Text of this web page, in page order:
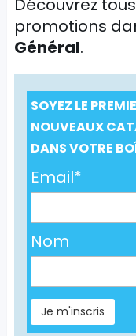
Découvrez
promotions
Général.
SOYEZ LE
NOUVEAUX
DANS VOTRE
Email*
Nom